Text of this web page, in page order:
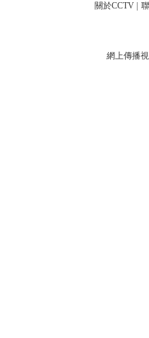
關於CCTV
網上傳播